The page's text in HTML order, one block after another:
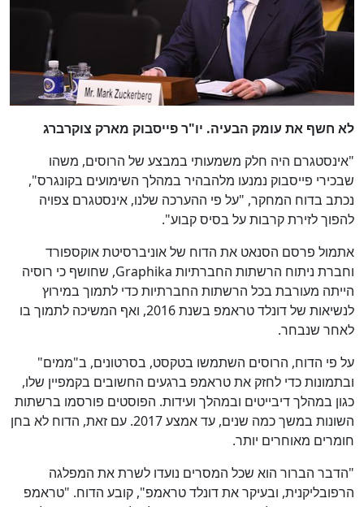
לא חשף את עומק הבעיה. יו"ר פייסבוק מארק צוקרברג
"אינסטגרם היה חלק משמעותי במבצע של הרוסים, משהו
שבכירי פייסבוק נמנעו מלהבהיר במהלך השימועים בקונגרס",
נכתב בדוח המחקר, "על פי ההערכה שלנו, אינסטגרם צפויה
להפוך לזירת קרבות על בסיס קבוע".
אתמול פרסם הסנאט את הדוח של אוניברסיטת אוקספורד
וחברת ניתוח הרשתות החברתיות Graphika, שחושף כי רוסיה
הייתה מעורבת בכל הרשתות החברתיות כדי לתמוך במירוץ
לנשיאות של דונלד טראמפ בשנת 2016, ואף המשיכה לתמוך בו
לאחר שנבחר.
על פי הדוח, הרוסים השתמשו בטקסט, בסרטונים, ב"ממים"
ובתמונות כדי לחזק את טראמפ ברגעים החשובים בקמפיין שלו,
כגון במהלך דיבייטים ובמהלך ועידות. הפוסטים פורסמו ברשתות
השונות במשך כמה שנים, עד אמצע 2017. עם זאת, הדוח לא בחן
חומרים מאוחרים יותר.
"הדבר הברור הוא שכל המסרים נועדו לשרת את המפלגה
הרפובליקנית, ובעיקר את דונלד טראמפ", קובע הדוח. "טראמפ